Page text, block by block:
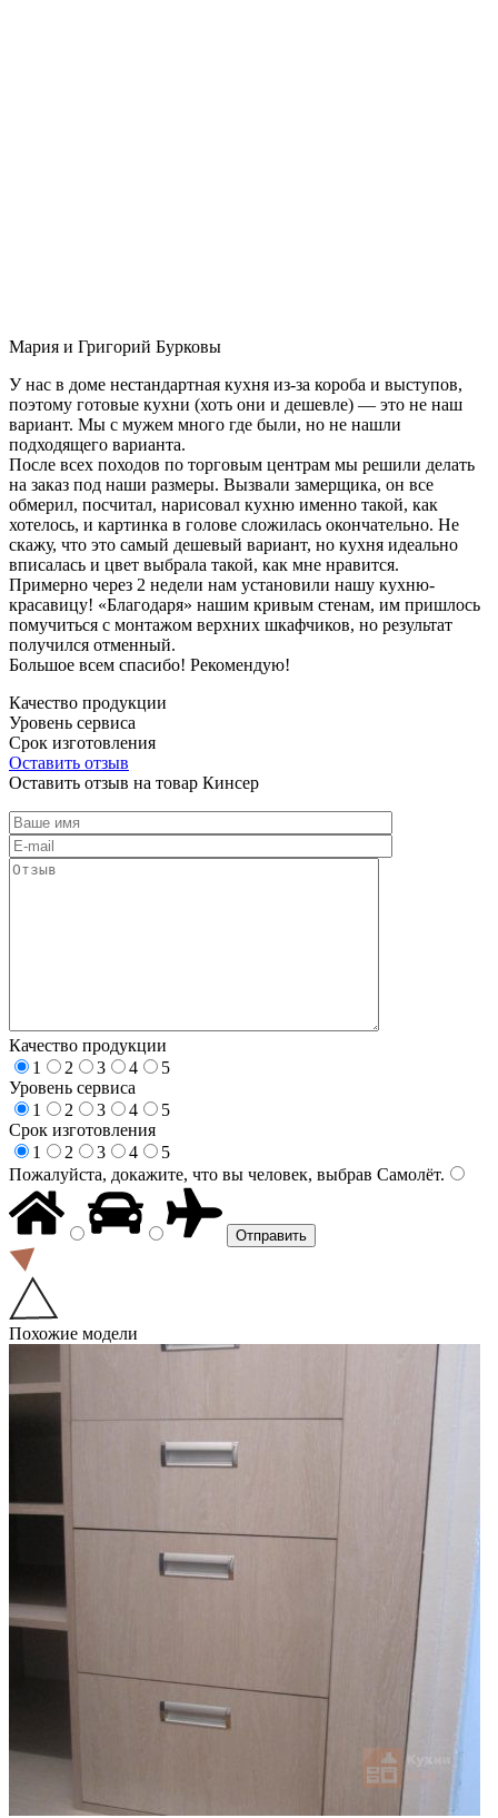
Мария и Григорий Бурковы
У нас в доме нестандартная кухня из-за короба и выступов,
поэтому готовые кухни (хоть они и дешевле) — это не наш
вариант. Мы с мужем много где были, но не нашли
подходящего варианта.
После всех походов по торговым центрам мы решили делать
на заказ под наши размеры. Вызвали замерщика, он все
обмерил, посчитал, нарисовал кухню именно такой, как
хотелось, и картинка в голове сложилась окончательно. Не
скажу, что это самый дешевый вариант, но кухня идеально
вписалась и цвет выбрала такой, как мне нравится.
Примерно через 2 недели нам установили нашу кухню-
красавицу! «Благодаря» нашим кривым стенам, им пришлось
помучиться с монтажом верхних шкафчиков, но результат
получился отменный.
Большое всем спасибо! Рекомендую!
Качество продукции
Уровень сервиса
Срок изготовления
Оставить отзыв
Оставить отзыв на товар Кинсер
Качество продукции
1
2 3 4
5
Уровень сервиса
1
2 3 4
5
Срок изготовления
1
2 3 4
5
Пожалуйста, докажите, что вы человек, выбрав Самолёт.
Похожие модели